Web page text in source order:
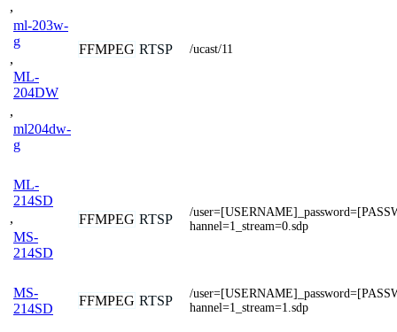
,
ml-203w-
g
,
ML-
204DW
,
ml204dw-
g
FFMPEG RTSP /ucast/11
ML-
214SD
,
MS-
214SD
FFMPEG RTSP
/
hannel=1_stream=0.sdp
MS-
214SD
FFMPEG RTSP
/
hannel=1_stream=1.sdp